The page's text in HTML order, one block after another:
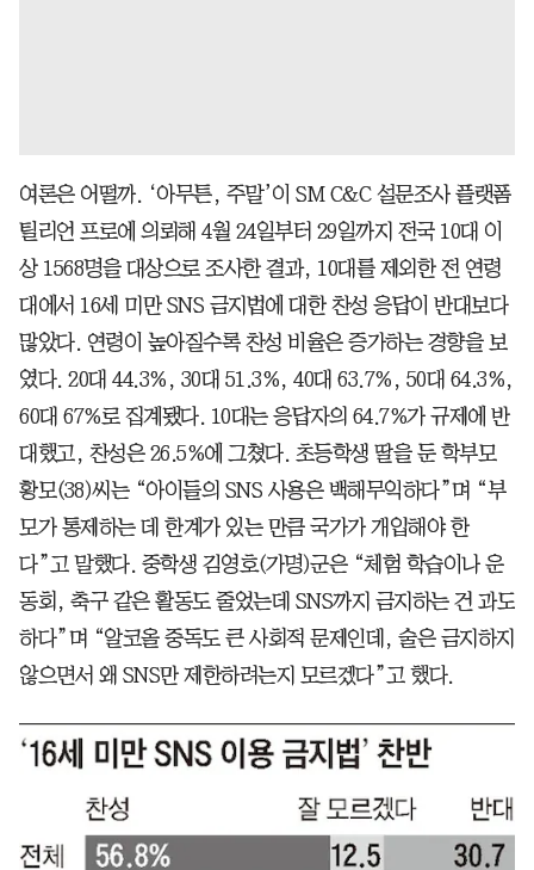
여론은 어떨까. ‘아무튼, 주말’이 SM C&C 설문조사 플랫폼
틸리언 프로에 의뢰해 4월 24일부터 29일까지 전국 10대 이
상 1568명을 대상으로 조사한 결과, 10대를 제외한 전 연령
대에서 16세 미만 SNS 금지법에 대한 찬성 응답이 반대보다
많았다. 연령이 높아질수록 찬성 비율은 증가하는 경향을 보
였다. 20대 44.3%, 30대 51.3%, 40대 63.7%, 50대 64.3%,
60대 67%로 집계됐다. 10대는 응답자의 64.7%가 규제에 반
대했고, 찬성은 26.5%에 그쳤다. 초등학생 딸을 둔 학부모
황모(38)씨는 “아이들의 SNS 사용은 백해무익하다”며 “부
모가 통제하는 데 한계가 있는 만큼 국가가 개입해야 한
다”고 말했다. 중학생 김영호(가명)군은 “체험 학습이나 운
동회, 축구 같은 활동도 줄었는데 SNS까지 금지하는 건 과도
하다”며 “알코올 중독도 큰 사회적 문제인데, 술은 금지하지
않으면서 왜 SNS만 제한하려는지 모르겠다”고 했다.